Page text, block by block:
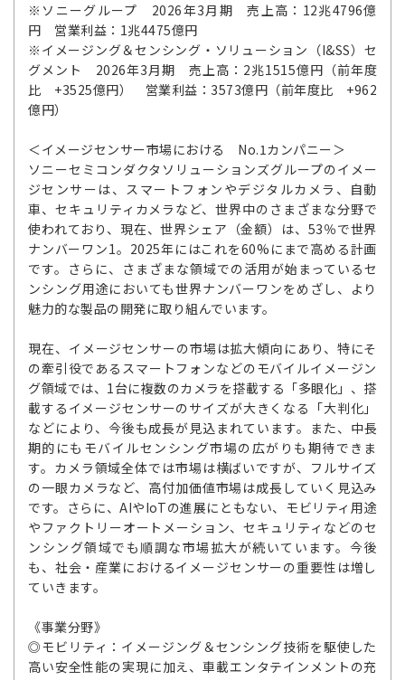
※ソニーグループ 2026年3月期 売上高：12兆4796億
円 営業利益：1兆4475億円
※イメージング＆センシング・ソリューション（I&SS）セ
グメント 2026年3月期 売上高：2兆1515億円（前年度
比 +3525億円） 営業利益：3573億円（前年度比 +962
億円）
＜イメージセンサー市場における No.1カンパニー＞
ソニーセミコンダクタソリューションズグループのイメー
ジセンサーは、スマートフォンやデジタルカメラ、自動
車、セキュリティカメラなど、世界中のさまざまな分野で
使われており、現在、世界シェア（金額）は、53％で世界
ナンバーワン1。2025年にはこれを60%にまで高める計画
です。さらに、さまざまな領域での活用が始まっているセ
ンシング用途においても世界ナンバーワンをめざし、より
魅力的な製品の開発に取り組んでいます。
現在、イメージセンサーの市場は拡大傾向にあり、特にそ
の牽引役であるスマートフォンなどのモバイルイメージン
グ領域では、1台に複数のカメラを搭載する「多眼化」、搭
載するイメージセンサーのサイズが大きくなる「大判化」
などにより、今後も成長が見込まれています。また、中長
期的にもモバイルセンシング市場の広がりも期待できま
す。カメラ領域全体では市場は横ばいですが、フルサイズ
の一眼カメラなど、高付加価値市場は成長していく見込み
です。さらに、AIやIoTの進展にともない、モビリティ用途
やファクトリーオートメーション、セキュリティなどのセ
ンシング領域でも順調な市場拡大が続いています。今後
も、社会・産業におけるイメージセンサーの重要性は増し
ていきます。
《事業分野》
◎モビリティ：イメージング＆センシング技術を駆使した
高い安全性能の実現に加え、車載エンタテインメントの充